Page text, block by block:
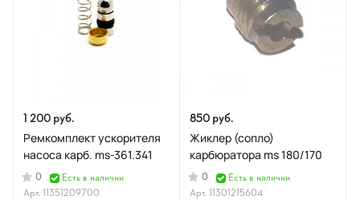
1 200 руб.
Ремкомплект ускорителя
насоса карб. ms-361.341
0
Есть в наличии
Арт.11351209700
850 руб.
Жиклер (сопло)
карбюратора ms 180/170
0
Есть в наличии
Арт.11301215604